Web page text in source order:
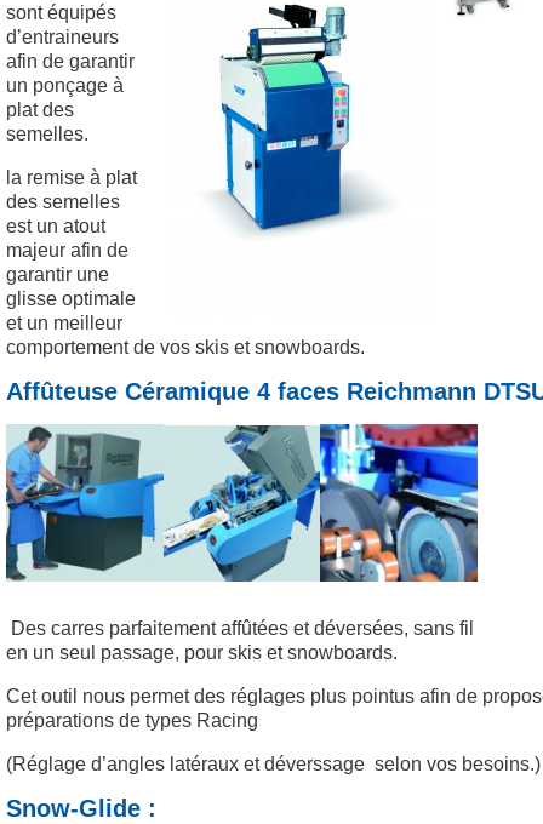
sont équipés
d’entraineurs
afin de garantir
un ponçage à
plat des
semelles.
la remise à plat
des semelles
est un atout
majeur afin de
garantir une
glisse optimale
et un meilleur
comportement de vos skis et snowboards.
Affûteuse Céramique 4 faces Reichmann
Des carres parfaitement affûtées et déversées, sans fil
en un seul passage, pour skis et snowboards.
Cet outil nous permet des réglages plus pointus afin de
préparations de types Racing
(Réglage d’angles latéraux et déverssage selon vos besoins.)
Snow-Glide :